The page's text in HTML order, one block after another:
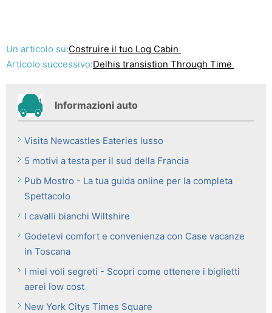
Un articolo su:Costruire il tuo Log Cabin
Articolo successivo:Delhis transistion Through Time
Informazioni auto
Visita Newcastles Eateries lusso
5 motivi a testa per il sud della Francia
Pub Mostro - La tua guida online per la completa
Spettacolo
I cavalli bianchi Wiltshire
Godetevi comfort e convenienza con Case vacanze
in Toscana
I miei voli segreti - Scopri come ottenere i biglietti
aerei low cost
New York Citys Times Square